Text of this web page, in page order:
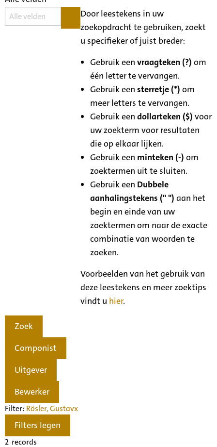
Door leestekens in uw
zoekopdracht te gebruiken, zoekt
u specifieker of juist breder:
Gebruik eenvraagteken (?) om
één letter te vervangen.
Gebruik eensterretje (*) om
meer letters te vervangen.
Gebruik eendollarteken ($) voor
uw zoekterm voor resultaten
die op elkaar lijken.
Gebruik een minteken (-) om
zoektermen uit te sluiten.
Gebruik een Dubbele
aanhalingstekens (" ") aan het
begin en einde van uw
zoektermen om naar de exacte
combinatie van woorden te
zoeken.
Voorbeelden van het gebruik van
deze leestekens en meer zoektips
vindt u hier.
Zoek
Componist
Uitgever
Bewerker
Filter: Rösler, Gustavx
Filters legen
2 records